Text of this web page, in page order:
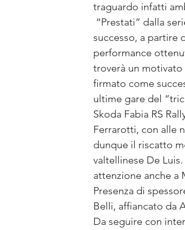
traguardo infatti
“Prestati” dalla
successo, a partire
performance
troverà un motivato
firmato come
ultime gare del
Skoda Fabia RS
Ferrarotti, con alle
dunque il riscatto
valtellinese De
attenzione anche a
Presenza di
Belli, affiancato da
Da seguire con